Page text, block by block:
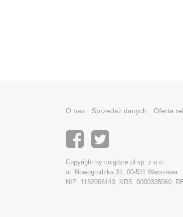
O nas Sprzedaż danych Oferta
Copyright by coigdzie.pl sp. z o.o.
ul. Nowogrodzka 31, 00-511 Warszawa
NIP: 1182006143, KRS: 0000335060,